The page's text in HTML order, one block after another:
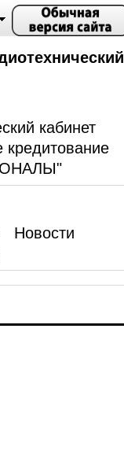
кабинет
кредитование
Новости